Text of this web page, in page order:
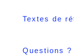
Textes de
Questions ?